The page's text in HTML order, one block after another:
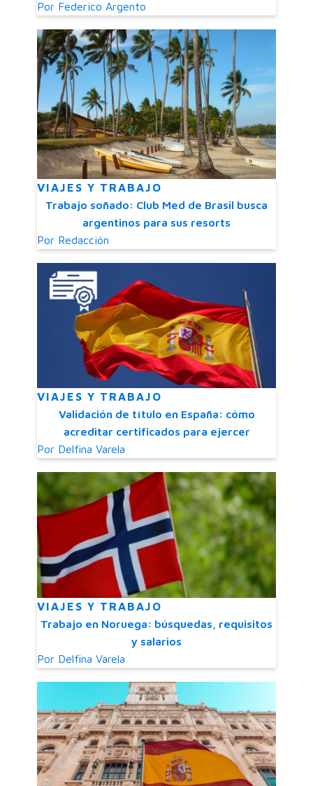
Por Federico Argento
VIAJES Y TRABAJO
Trabajo soñado: Club Med de Brasil busca
argentinos para sus resorts
Por Redacción
VIAJES Y TRABAJO
Validación de título en España: cómo
acreditar certificados para ejercer
Por Delfina Varela
VIAJES Y TRABAJO
Trabajo en Noruega: búsquedas, requisitos
y salarios
Por Delfina Varela